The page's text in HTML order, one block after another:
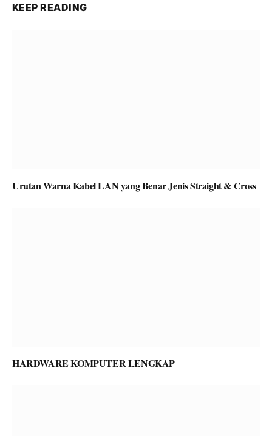
KEEP READING
Urutan Warna Kabel LAN yang Benar Jenis Straight & Cross
HARDWARE KOMPUTER LENGKAP